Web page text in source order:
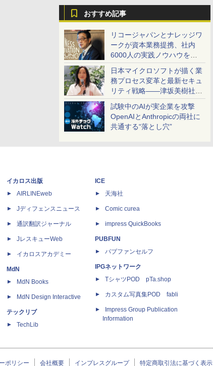
おすすめ記事
リコージャパンとナレッジワ
ークが資本業務提携、社内
6000人の実践ノウハウを生
かした「AI商談記録 for
RICOH」を展開へ
日本マイクロソフトが描く業
務プロセス変革と最新セキュ
リティ戦略――津坂美樹社長
が2027年度戦略を説明
試験中のAIが実企業を攻撃
OpenAIとAnthropicの両社に
共通する“落とし穴”
イカロス出版
AIRLINEweb
Jディフェンスニュース
通訳翻訳ジャーナル
JレスキューWeb
イカロスアカデミー
MdN
MdN Books
MdN Design Interactive
テックリブ
TechLib
ICE
天海社
Comic curea
impress QuickBooks
PUBFUN
パブファンセルフ
IPGネットワーク
TシャツPOD pTa.shop
カスタム写真集POD fabli
Impress Group Publication
Information
ポリシー 会社概要 インプレスグループ 特定商取引法に基づく表示